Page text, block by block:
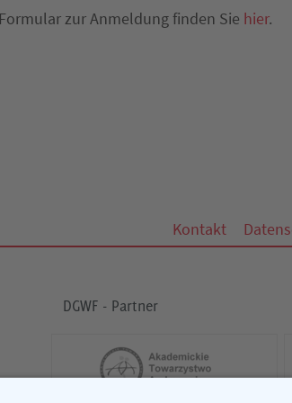
zur Anmeldung finden Sie hier.
Kontakt
DGWF - Partner